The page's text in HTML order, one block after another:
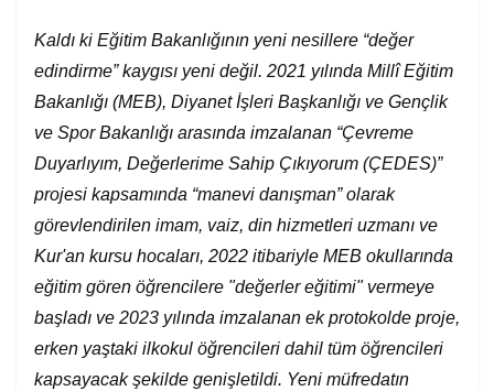
Kaldı ki Eğitim Bakanlığının yeni nesillere “değer
edindirme” kaygısı yeni değil. 2021 yılında Millî Eğitim
Bakanlığı (MEB), Diyanet İşleri Başkanlığı ve Gençlik
ve Spor Bakanlığı arasında imzalanan “Çevreme
Duyarlıyım, Değerlerime Sahip Çıkıyorum (ÇEDES)”
projesi kapsamında “manevi danışman” olarak
görevlendirilen imam, vaiz, din hizmetleri uzmanı ve
Kur'an kursu hocaları, 2022 itibariyle MEB okullarında
eğitim gören öğrencilere "değerler eğitimi" vermeye
başladı ve 2023 yılında imzalanan ek protokolde proje,
erken yaştaki ilkokul öğrencileri dahil tüm öğrencileri
kapsayacak şekilde genişletildi. Yeni müfredatın